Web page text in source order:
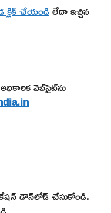
క్లిక్ చేయండిలేదా ఇచ్చిన
వెబ్‌సైట్‌ను
డౌన్‌లోడ్ చేసుకోండి.